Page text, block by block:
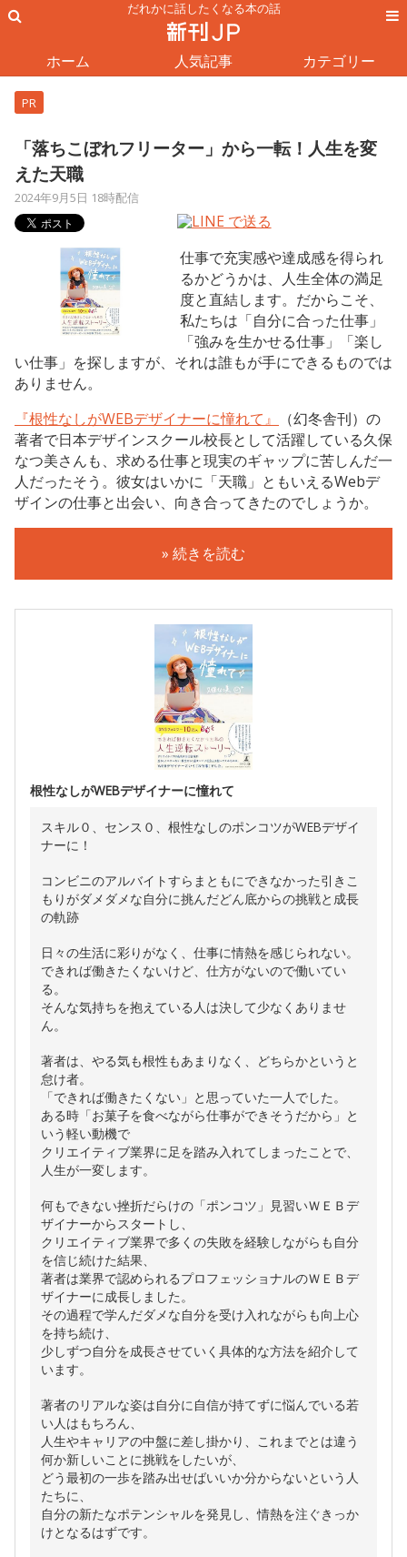
だれかに話したくなる本の話
ホーム 人気記事 カテゴリー
PR
「落ちこぼれフリーター」から一転！人生を変
えた天職
2024年9月5日 18時配信
仕事で充実感や達成感を得られ
るかどうかは、人生全体の満足
度と直結します。だからこそ、
私たちは「自分に合った仕事」
「強みを生かせる仕事」「楽し
い仕事」を探しますが、それは誰もが手にできるものでは
ありません。
『根性なしがWEBデザイナーに憧れて』
（幻冬舎刊）の
著者で日本デザインスクール校長として活躍している久保
なつ美さんも、求める仕事と現実のギャップに苦しんだ一
人だったそう。彼女はいかに「天職」ともいえるWebデ
ザインの仕事と出会い、向き合ってきたのでしょうか。
» 続きを読む
根性なしがWEBデザイナーに憧れて
スキル０、センス０、根性なしのポンコツがWEBデザイ
ナーに！
コンビニのアルバイトすらまともにできなかった引きこ
もりがダメダメな自分に挑んだどん底からの挑戦と成長
の軌跡
日々の生活に彩りがなく、仕事に情熱を感じられない。
できれば働きたくないけど、仕方がないので働いてい
る。
そんな気持ちを抱えている人は決して少なくありませ
ん。
著者は、やる気も根性もあまりなく、どちらかというと
怠け者。
「できれば働きたくない」と思っていた一人でした。
ある時「お菓子を食べながら仕事ができそうだから」と
いう軽い動機で
クリエイティブ業界に足を踏み入れてしまったことで、
人生が一変します。
何もできない挫折だらけの「ポンコツ」見習いＷＥＢデ
ザイナーからスタートし、
クリエイティブ業界で多くの失敗を経験しながらも自分
を信じ続けた結果、
著者は業界で認められるプロフェッショナルのＷＥＢデ
ザイナーに成長しました。
その過程で学んだダメな自分を受け入れながらも向上心
を持ち続け、
少しずつ自分を成長させていく具体的な方法を紹介して
います。
著者のリアルな姿は自分に自信が持てずに悩んでいる若
い人はもちろん、
人生やキャリアの中盤に差し掛かり、これまでとは違う
何か新しいことに挑戦をしたいが、
どう最初の一歩を踏み出せばいいか分からないという人
たちに、
自分の新たなポテンシャルを発見し、情熱を注ぐきっか
けとなるはずです。